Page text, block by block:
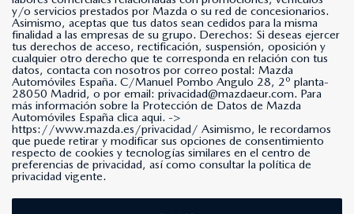
y/o servicios prestados por Mazda o su red de concesionarios.
Asimismo, aceptas que tus datos sean cedidos para la misma
finalidad a las empresas de su grupo. Derechos: Si deseas ejercer
tus derechos de acceso, rectificación, suspensión, oposición y
cualquier otro derecho que te corresponda en relación con tus
datos, contacta con nosotros por correo postal: Mazda
Automóviles España. C/Manuel Pombo Angulo 28, 2º planta-
28050 Madrid, o por email: privacidad@mazdaeur.com. Para
más información sobre la Protección de Datos de Mazda
Automóviles España clica aqui. ->
https://www.mazda.es/privacidad/
que puede retirar y modificar sus opciones de consentimiento
respecto de cookies y tecnologías similares en el centro de
preferencias de privacidad, así como consultar la política de
privacidad vigente.